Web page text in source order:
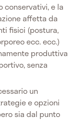
conservativi, e la
affetta da
fisici (postura,
ecc. ecc.)
produttiva
senza
un
e opzioni
sia dal punto